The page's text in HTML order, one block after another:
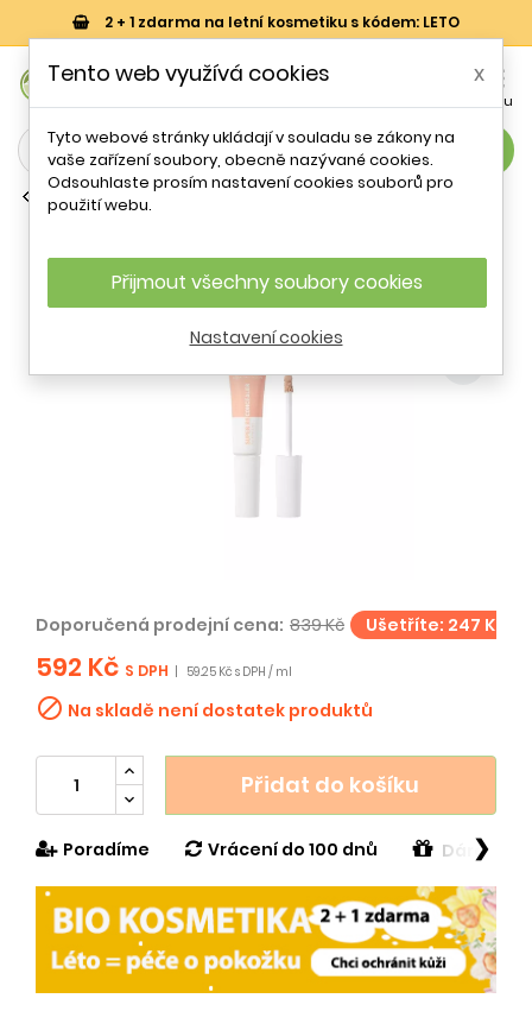
2 + 1 zdarma na letní kosmetiku s kódem: LETO

Menu
search
Korektory na tvář
Erborian / Odstín: Nude - 10 ml
- 29 %
Doporučená prodejní cena: 839 Kč Ušetříte: 247 Kč
592 Kč S DPH 59.25 Kč s DPH / ml
 Na skladě není dostatek produktů
Přidat do košíku
Poradíme Vrácení do 100 dnů Dárek v
❯
Tento web využívá cookies x
Tyto webové stránky ukládají v souladu se zákony na
vaše zařízení soubory, obecně nazývané cookies.
Odsouhlaste prosím nastavení cookies souborů pro
použití webu.
Přijmout všechny soubory cookies
Nastavení cookies